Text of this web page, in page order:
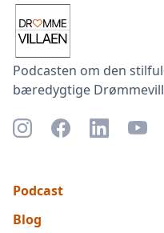
Podcasten om den
bæredygtige
Podcast
Blog